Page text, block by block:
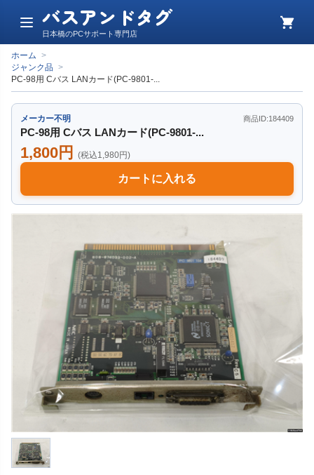
メ
ュ
ー
バスアンドタグ
日本橋のPCサポート専門店
カ
ホーム >
ジャンク品 >
PC-98用 Cバス LANカード(PC-9801-...
メーカー不明 商品ID:184409
PC-98用 Cバス LANカード(PC-9801-...
1,800円 (税込1,980円)
カートに入れる